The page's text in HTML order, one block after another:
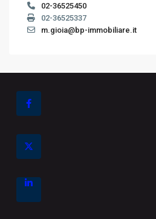
02-36525450
02-36525337
m.gioia@bp-immobiliare.it